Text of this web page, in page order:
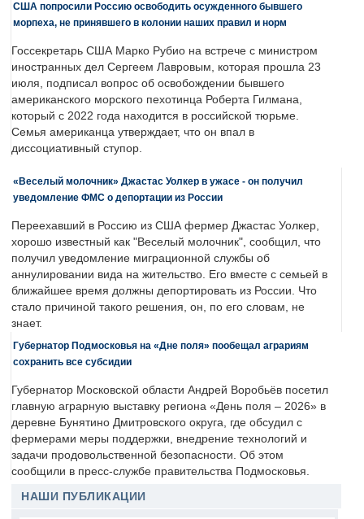
США попросили Россию освободить осужденного бывшего
морпеха, не принявшего в колонии наших правил и норм
Госсекретарь США Марко Рубио на встрече с министром
иностранных дел Сергеем Лавровым, которая прошла 23
июля, подписал вопрос об освобождении бывшего
американского морского пехотинца Роберта Гилмана,
который с 2022 года находится в российской тюрьме.
Семья американца утверждает, что он впал в
диссоциативный ступор.
«Веселый молочник» Джастас Уолкер в ужасе - он получил
уведомление ФМС о депортации из России
Переехавший в Россию из США фермер Джастас Уолкер,
хорошо известный как "Веселый молочник", сообщил, что
получил уведомление миграционной службы об
аннулировании вида на жительство. Его вместе с семьей в
ближайшее время должны депортировать из России. Что
стало причиной такого решения, он, по его словам, не
знает.
Губернатор Подмосковья на «Дне поля» пообещал аграриям
сохранить все субсидии
Губернатор Московской области Андрей Воробьёв посетил
главную аграрную выставку региона «День поля – 2026» в
деревне Бунятино Дмитровского округа, где обсудил с
фермерами меры поддержки, внедрение технологий и
задачи продовольственной безопасности. Об этом
сообщили в пресс-службе правительства Подмосковья.
НАШИ ПУБЛИКАЦИИ